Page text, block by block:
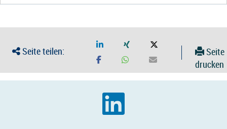
Seite teilen:
Seite
drucken